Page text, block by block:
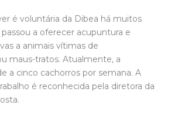
é voluntária da Dibea há muitos
a oferecer acupuntura e
a animais vítimas de
maus-tratos. Atualmente, a
a cinco cachorros por semana. A
é reconhecida pela diretora da